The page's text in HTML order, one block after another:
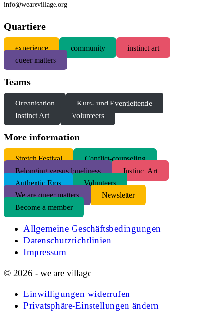
info@wearevillage.org
Quartiere
experience community
instinct art
queer matters
Teams
Organisation
Kurs- und Eventleitende
Instinct Art
Volunteers
More information
Stretch Festival
Conflict-counseling
Belonging versus loneliness
Instinct Art
Authentic Eros
Volunteers
We are queer matters
Newsletter
Become a member
Allgemeine Geschäftsbedingungen
Datenschutzrichtlinien
Impressum
© 2026 - we are village
Einwilligungen widerrufen
Privatsphäre-Einstellungen ändern